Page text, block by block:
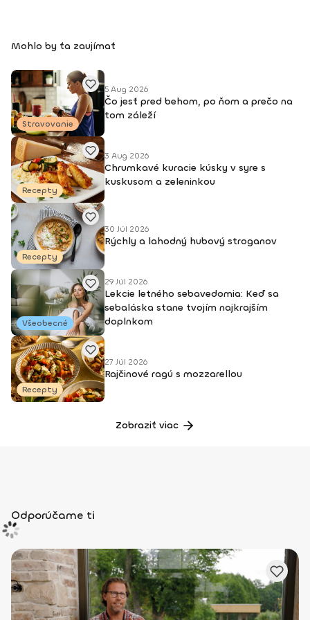
Mohlo by ťa zaujímať
Stravovanie
5 Aug 2026
Čo jesť pred behom, po ňom a prečo na
tom záleží
Recepty
3 Aug 2026
Chrumkavé kuracie kúsky v syre s
kuskusom a zeleninkou
Recepty
30 Júl 2026
Rýchly a lahodný hubový stroganov
Všeobecné
29 Júl 2026
Lekcie letného sebavedomia: Keď sa
sebaláska stane tvojím najkrajším
doplnkom
Recepty
27 Júl 2026
Rajčinové ragú s mozzarellou
Zobraziť viac
Odporúčame ti